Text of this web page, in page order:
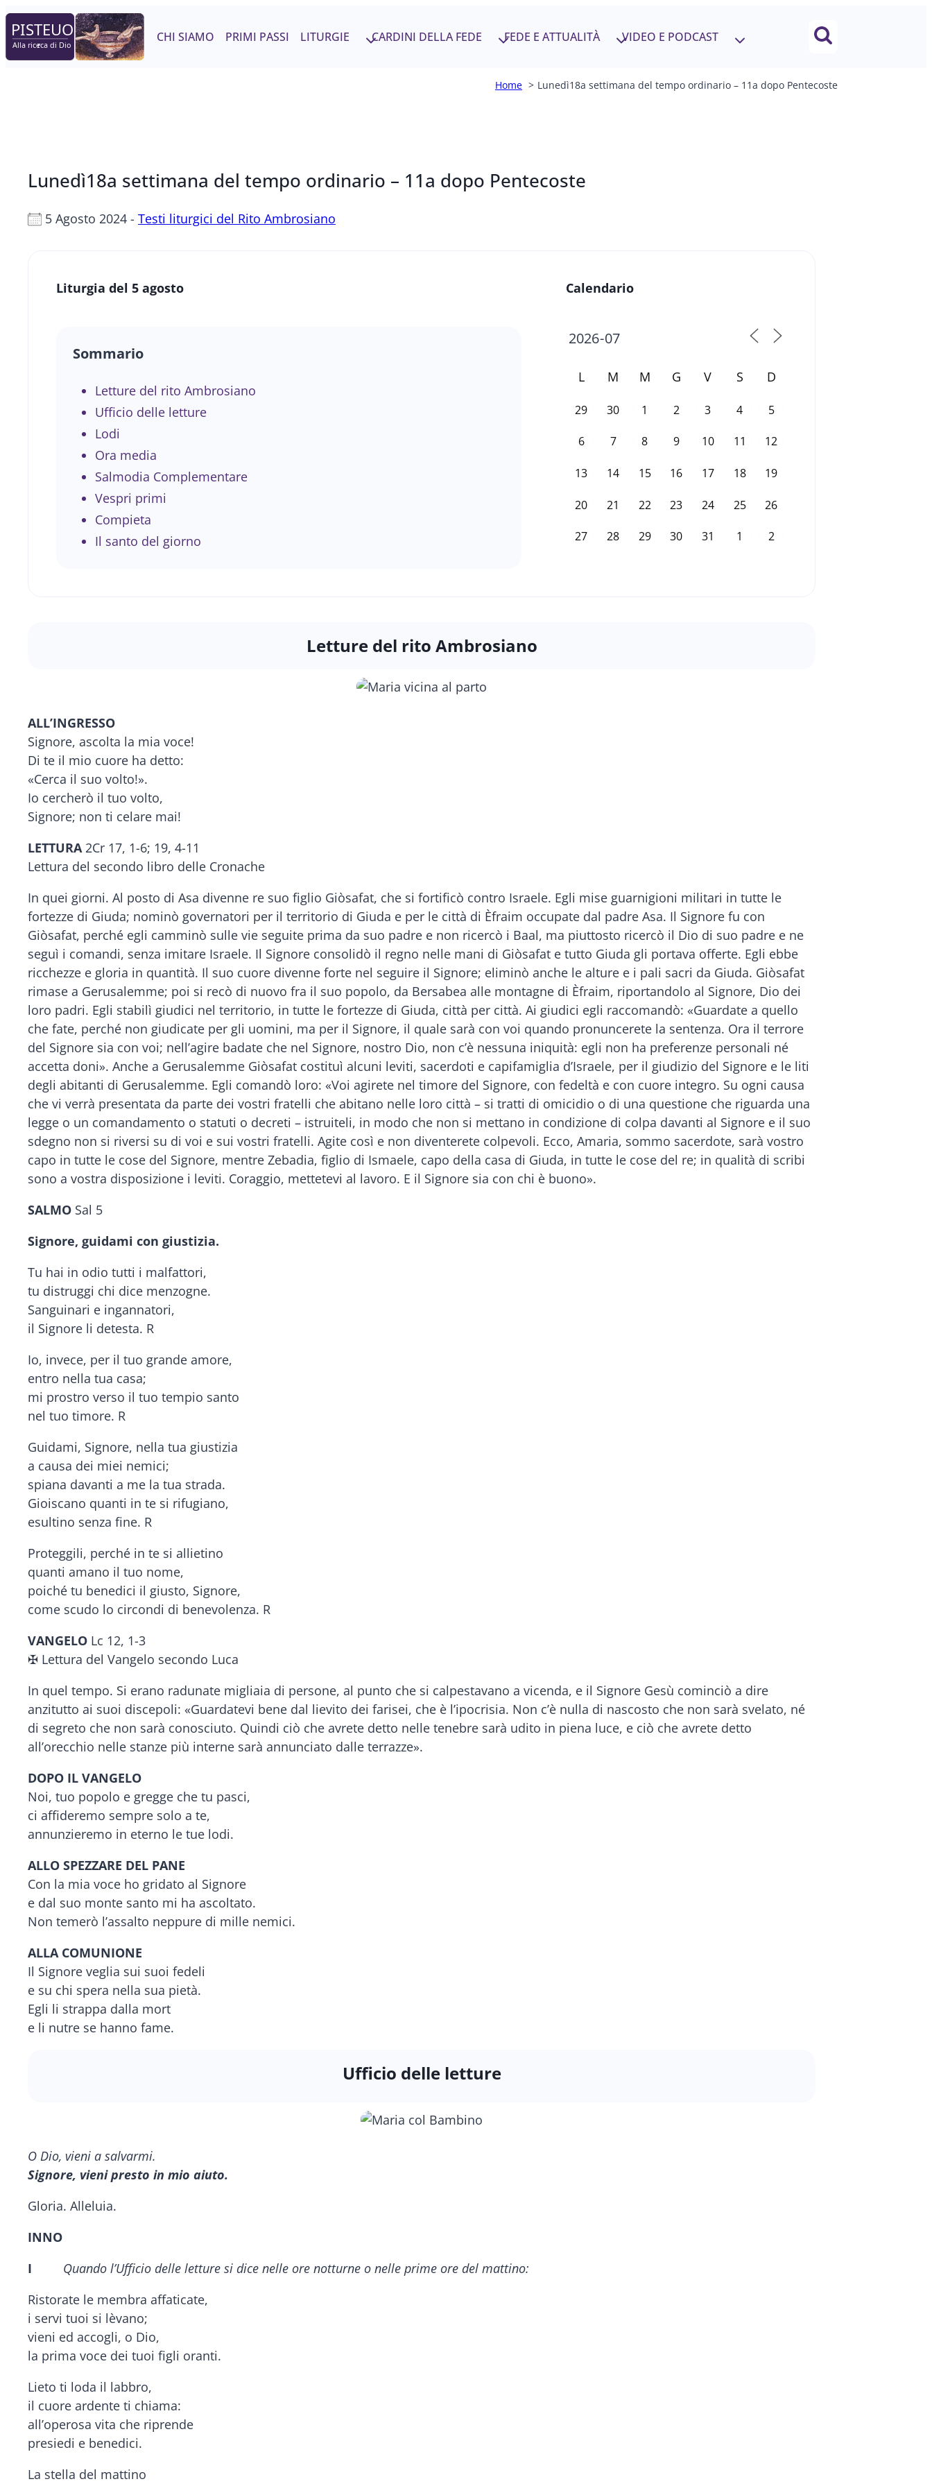
Salta
al
contenuto
CHI SIAMO PRIMI PASSI LITURGIE CARDINI DELLA FEDE FEDE E ATTUALITÀ VIDEO E PODCAST
Home Lunedì18a settimana del tempo ordinario – 11a dopo Pentecoste
Lunedì18a settimana del tempo ordinario – 11a dopo Pentecoste
5 Agosto 2024 - Testi liturgici del Rito Ambrosiano
Liturgia del 5 agosto
Sommario
Letture del rito Ambrosiano
Ufficio delle letture
Lodi
Ora media
Salmodia Complementare
Vespri primi
Compieta
Il santo del giorno
Calendario
L M M G V S D
29 30 1 2 3 4 5
6 7 8 9 10 11 12
13 14 15 16 17 18 19
20 21 22 23 24 25 26
27 28 29 30 31 1 2
Letture del rito Ambrosiano
ALL’INGRESSO
Signore, ascolta la mia voce!
Di te il mio cuore ha detto:
«Cerca il suo volto!».
Io cercherò il tuo volto,
Signore; non ti celare mai!
LETTURA2Cr 17, 1-6; 19, 4-11
Lettura del secondo libro delle Cronache
In quei giorni. Al posto di Asa divenne re suo figlio Giòsafat, che si fortificò contro Israele. Egli mise guarnigioni militari in tutte le
fortezze di Giuda; nominò governatori per il territorio di Giuda e per le città di Èfraim occupate dal padre Asa. Il Signore fu con
Giòsafat, perché egli camminò sulle vie seguite prima da suo padre e non ricercò i Baal, ma piuttosto ricercò il Dio di suo padre e ne
seguì i comandi, senza imitare Israele. Il Signore consolidò il regno nelle mani di Giòsafat e tutto Giuda gli portava offerte. Egli ebbe
ricchezze e gloria in quantità. Il suo cuore divenne forte nel seguire il Signore; eliminò anche le alture e i pali sacri da Giuda. Giòsafat
rimase a Gerusalemme; poi si recò di nuovo fra il suo popolo, da Bersabea alle montagne di Èfraim, riportandolo al Signore, Dio dei
loro padri. Egli stabilì giudici nel territorio, in tutte le fortezze di Giuda, città per città. Ai giudici egli raccomandò: «Guardate a quello
che fate, perché non giudicate per gli uomini, ma per il Signore, il quale sarà con voi quando pronuncerete la sentenza. Ora il terrore
del Signore sia con voi; nell’agire badate che nel Signore, nostro Dio, non c’è nessuna iniquità: egli non ha preferenze personali né
accetta doni». Anche a Gerusalemme Giòsafat costituì alcuni leviti, sacerdoti e capifamiglia d’Israele, per il giudizio del Signore e le liti
degli abitanti di Gerusalemme. Egli comandò loro: «Voi agirete nel timore del Signore, con fedeltà e con cuore integro. Su ogni causa
che vi verrà presentata da parte dei vostri fratelli che abitano nelle loro città – si tratti di omicidio o di una questione che riguarda una
legge o un comandamento o statuti o decreti – istruiteli, in modo che non si mettano in condizione di colpa davanti al Signore e il suo
sdegno non si riversi su di voi e sui vostri fratelli. Agite così e non diventerete colpevoli. Ecco, Amaria, sommo sacerdote, sarà vostro
capo in tutte le cose del Signore, mentre Zebadia, figlio di Ismaele, capo della casa di Giuda, in tutte le cose del re; in qualità di scribi
sono a vostra disposizione i leviti. Coraggio, mettetevi al lavoro. E il Signore sia con chi è buono».
SALMO Sal 5
Signore, guidami con giustizia.
Tu hai in odio tutti i malfattori,
tu distruggi chi dice menzogne.
Sanguinari e ingannatori,
il Signore li detesta. R
Io, invece, per il tuo grande amore,
entro nella tua casa;
mi prostro verso il tuo tempio santo
nel tuo timore. R
Guidami, Signore, nella tua giustizia
a causa dei miei nemici;
spiana davanti a me la tua strada.
Gioiscano quanti in te si rifugiano,
esultino senza fine. R
Proteggili, perché in te si allietino
quanti amano il tuo nome,
poiché tu benedici il giusto, Signore,
come scudo lo circondi di benevolenza. R
VANGELO Lc 12, 1-3
✠ Lettura del Vangelo secondo Luca
In quel tempo. Si erano radunate migliaia di persone, al punto che si calpestavano a vicenda, e il Signore Gesù cominciò a dire
anzitutto ai suoi discepoli: «Guardatevi bene dal lievito dei farisei, che è l’ipocrisia. Non c’è nulla di nascosto che non sarà svelato, né
di segreto che non sarà conosciuto. Quindi ciò che avrete detto nelle tenebre sarà udito in piena luce, e ciò che avrete detto
all’orecchio nelle stanze più interne sarà annunciato dalle terrazze».
DOPO IL VANGELO
Noi, tuo popolo e gregge che tu pasci,
ci affideremo sempre solo a te,
annunzieremo in eterno le tue lodi.
ALLO SPEZZARE DEL PANE
Con la mia voce ho gridato al Signore
e dal suo monte santo mi ha ascoltato.
Non temerò l’assalto neppure di mille nemici.
ALLA COMUNIONE
Il Signore veglia sui suoi fedeli
e su chi spera nella sua pietà.
Egli li strappa dalla mort
e li nutre se hanno fame.
Ufficio delle letture
O Dio, vieni a salvarmi.
Signore, vieni presto in mio aiuto.
Gloria. Alleluia.
INNO
I
Quando l’Ufficio delle letture si dice nelle ore notturne o nelle prime ore del mattino:
Ristorate le membra affaticate,
i servi tuoi si lèvano;
vieni ed accogli, o Dio,
la prima voce dei tuoi figli oranti.
Lieto ti loda il labbro,
il cuore ardente ti chiama:
all’operosa vita che riprende
presiedi e benedici.
La stella del mattino